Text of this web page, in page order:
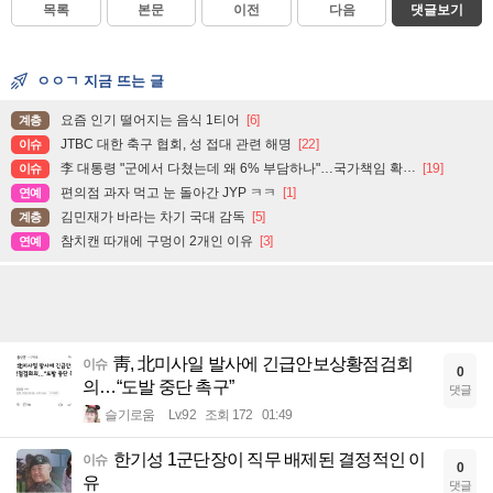
목록 본문 이전 다음 댓글보기
ㅇㅇㄱ 지금 뜨는 글
계층 요즘 인기 떨어지는 음식 1티어 [6]
이슈 JTBC 대한 축구 협회, 성 접대 관련 해명 [22]
이슈 李 대통령 "군에서 다쳤는데 왜 6% 부담하나"…국가책임 확대 주문 [19]
연예 편의점 과자 먹고 눈 돌아간 JYP ㅋㅋ [1]
계층 김민재가 바라는 차기 국대 감독 [5]
연예 참치캔 따개에 구멍이 2개인 이유 [3]
이슈 靑, 北미사일 발사에 긴급안보상황점검회
의…“도발 중단 촉구”
슬기로움 Lv.92 조회 172 01:49
0
댓글
이슈 한기성 1군단장이 직무 배제된 결정적인 이
유
0
댓글